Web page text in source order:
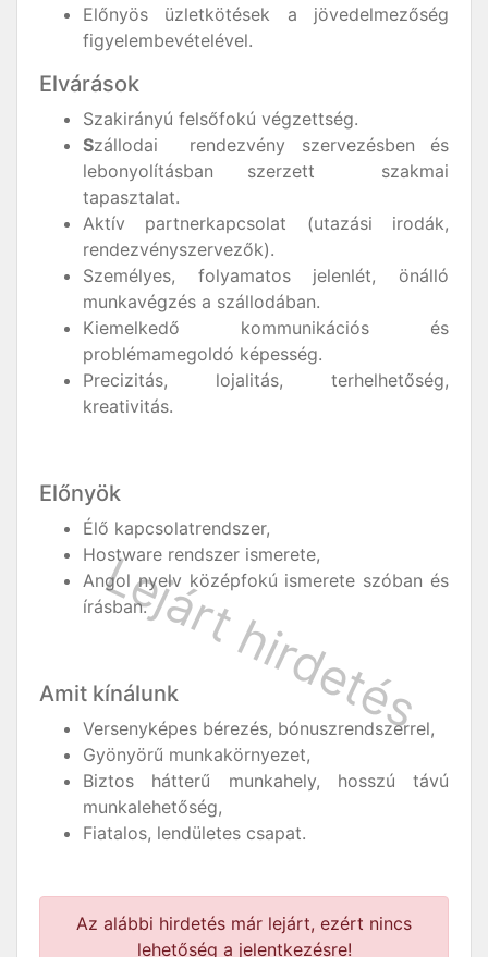
Előnyös üzletkötések a jövedelmezőség
figyelembevételével.
Elvárások
Szakirányú felsőfokú végzettség.
Szállodai rendezvény szervezésben és
lebonyolításban szerzett szakmai
tapasztalat.
Aktív partnerkapcsolat (utazási irodák,
rendezvényszervezők).
Személyes, folyamatos jelenlét, önálló
munkavégzés a szállodában.
Kiemelkedő kommunikációs és
problémamegoldó képesség.
Precizitás, lojalitás, terhelhetőség,
kreativitás.
Előnyök
Élő kapcsolatrendszer,
Hostware rendszer ismerete,
Angol nyelv középfokú ismerete szóban és
írásban.
Amit kínálunk
Versenyképes bérezés, bónuszrendszerrel,
Gyönyörű munkakörnyezet,
Biztos hátterű munkahely, hosszú távú
munkalehetőség,
Fiatalos, lendületes csapat.
Az alábbi hirdetés már lejárt, ezért nincs
lehetőség a jelentkezésre!